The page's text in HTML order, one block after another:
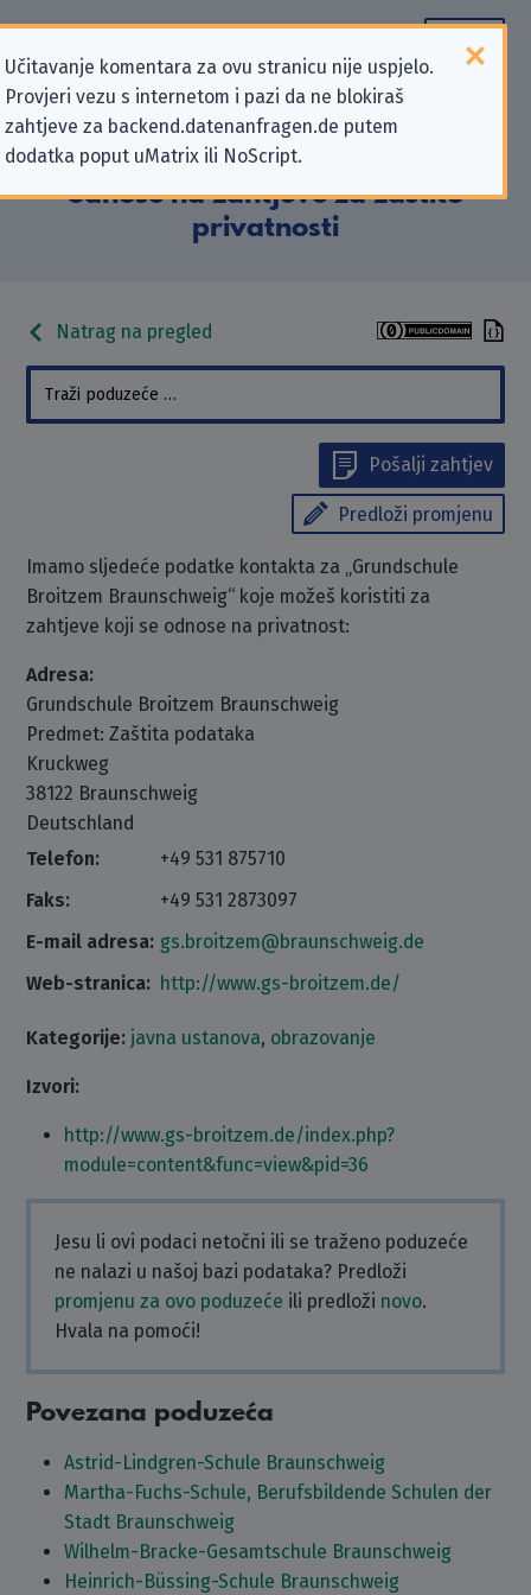
Učitavanje komentara za ovu stranicu nije uspjelo.
Provjeri vezu s internetom i pazi da ne blokiraš
zahtjeve za backend.datenanfragen.de putem
dodatka poput uMatrix ili NoScript.
Podaci kontakta „Grundschule
Broitzem Braunschweig” koji se
odnose na zahtjeve za zaštitu
privatnosti
Natrag na pregled
Pošalji zahtjev
Predloži promjenu
Imamo sljedeće podatke kontakta za „Grundschule
Broitzem Braunschweig“ koje možeš koristiti za
zahtjeve koji se odnose na privatnost:
Adresa:
Grundschule Broitzem Braunschweig
Predmet: Zaštita podataka
Kruckweg
38122 Braunschweig
Deutschland
Telefon:
+49 531 875710
Faks:
+49 531 2873097
E-mail adresa: gs.broitzem@braunschweig.de
Web-stranica: http://www.gs-broitzem.de/
Kategorije: javna ustanova, obrazovanje
Izvori:
http://www.gs-broitzem.de/index.php?
module=content&func=view&pid=36
Jesu li ovi podaci netočni ili se traženo poduzeće
ne nalazi u našoj bazi podataka? Predloži
promjenu za ovo poduzeće ili predloži novo.
Hvala na pomoći!
Povezana poduzeća
Astrid-Lindgren-Schule Braunschweig
Martha-Fuchs-Schule, Berufsbildende Schulen der
Stadt Braunschweig
Wilhelm-Bracke-Gesamtschule Braunschweig
Heinrich-Büssing-Schule Braunschweig